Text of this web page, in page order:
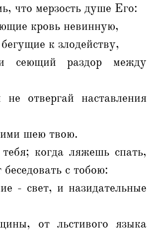
что мерзость душе Его:
кровь невинную,
к злодейству,
сеющий раздор между
отвергай наставления
ими шею твою.
когда ляжешь спать,
с тобою:
- свет, и назидательные
от льстивого языка